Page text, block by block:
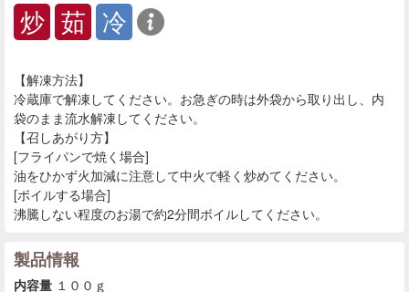
炒 茹 冷
【解凍方法】
冷蔵庫で解凍してください。お急ぎの時は外袋から取り出し、内
袋のまま流水解凍してください。
【召しあがり方】
[フライパンで焼く場合]
油をひかず火加減に注意して中火で軽く炒めてください。
[ボイルする場合]
沸騰しない程度のお湯で約2分間ボイルしてください。
製品情報
内容量 １００ｇ